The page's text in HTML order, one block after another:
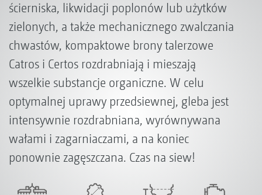
ścierniska, likwidacji poplonów lub użytków
zielonych, a także mechanicznego zwalczania
chwastów, kompaktowe brony talerzowe
Catros i Certos rozdrabniają i mieszają
wszelkie substancje organiczne. W celu
optymalnej uprawy przedsiewnej, gleba jest
intensywnie rozdrabniana, wyrównywana
wałami i zagarniaczami, a na koniec
ponownie zagęszczana. Czas na siew!